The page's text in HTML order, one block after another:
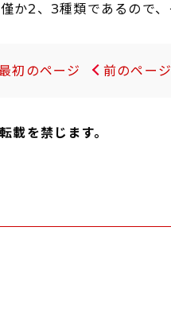
か2、3種類であるので、
前のページ
初のページ
載を禁じます。